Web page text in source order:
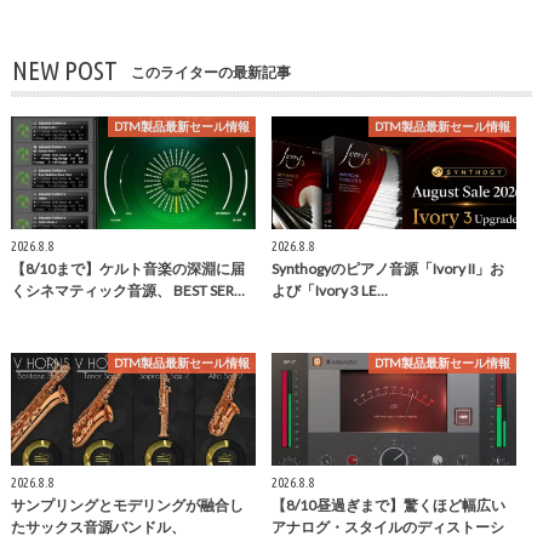
NEW POST このライターの最新記事
DTM製品最新セール情報
2026.8.8
【8/10まで】ケルト音楽の深淵に届
くシネマティック音源、 BEST SER…
DTM製品最新セール情報
2026.8.8
Synthogyのピアノ音源「Ivory II」お
よび「Ivory 3 LE…
DTM製品最新セール情報
2026.8.8
サンプリングとモデリングが融合し
たサックス音源バンドル、
DTM製品最新セール情報
2026.8.8
【8/10昼過ぎまで】驚くほど幅広い
アナログ・スタイルのディストーシ